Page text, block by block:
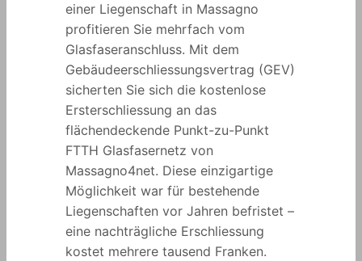
einer Liegenschaft in Massagno
profitieren Sie mehrfach vom
Glasfaseranschluss. Mit dem
Gebäudeerschliessungsvertrag (GEV)
sicherten Sie sich die kostenlose
Ersterschliessung an das
flächendeckende Punkt-zu-Punkt
FTTH Glasfasernetz von
Massagno4net. Diese einzigartige
Möglichkeit war für bestehende
Liegenschaften vor Jahren befristet –
eine nachträgliche Erschliessung
kostet mehrere tausend Franken.